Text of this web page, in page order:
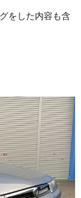
をした内容も含